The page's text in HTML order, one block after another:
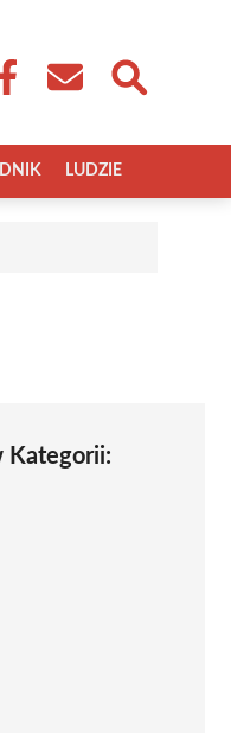
LUDZIE
Kategorii: